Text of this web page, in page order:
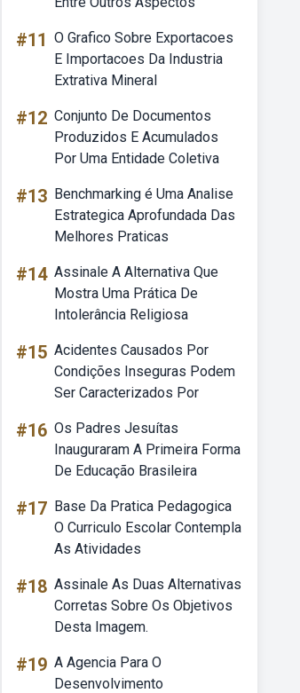
#11 O Grafico Sobre Exportacoes
E Importacoes Da Industria
Extrativa Mineral
#12 Conjunto De Documentos
Produzidos E Acumulados
Por Uma Entidade Coletiva
#13 Benchmarking é Uma Analise
Estrategica Aprofundada Das
Melhores Praticas
#14 Assinale A Alternativa Que
Mostra Uma Prática De
Intolerância Religiosa
#15 Acidentes Causados Por
Condições Inseguras Podem
Ser Caracterizados Por
#16 Os Padres Jesuítas
Inauguraram A Primeira Forma
De Educação Brasileira
#17 Base Da Pratica Pedagogica
O Curriculo Escolar Contempla
As Atividades
#18 Assinale As Duas Alternativas
Corretas Sobre Os Objetivos
Desta Imagem.
#19 A Agencia Para O
Desenvolvimento